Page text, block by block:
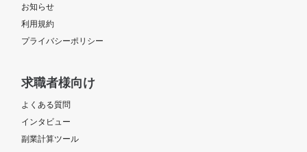
お知らせ
利用規約
プライバシーポリシー
求職者様向け
よくある質問
インタビュー
副業計算ツール